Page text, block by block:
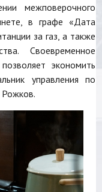
межповерочного
в графе «Дата
за газ, а также
Своевременное
экономить
управления по
Рожков.